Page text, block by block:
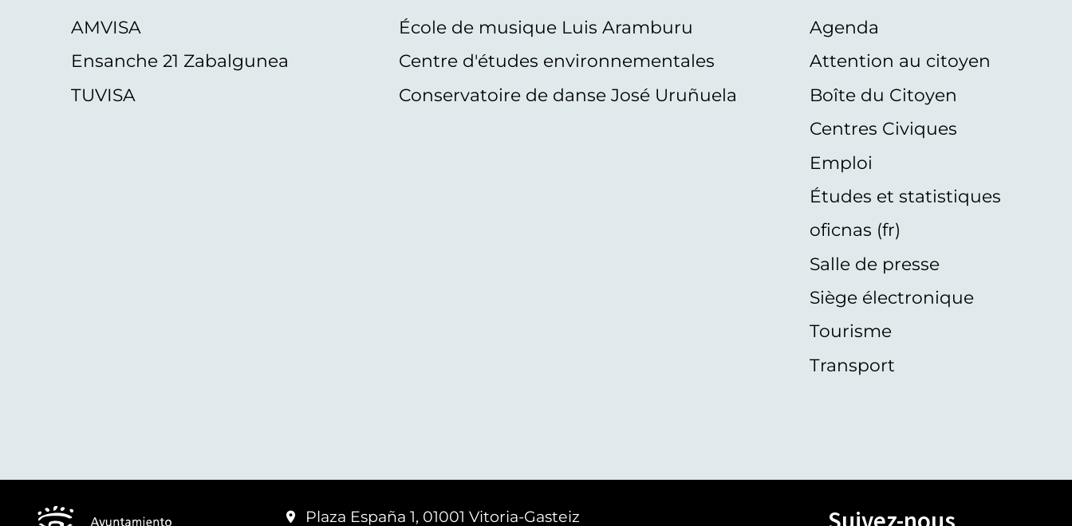
AMVISA
Ensanche 21 Zabalgunea
TUVISA
École de musique Luis Aramburu
Centre d'études environnementales
Conservatoire de danse José Uruñuela
Agenda
Attention au citoyen
Boîte du Citoyen
Centres Civiques
Emploi
Études et statistiques
oficnas (fr)
Salle de presse
Siège électronique
Tourisme
Transport
Plaza España 1, 01001 Vitoria-Gasteiz Suivez-nous